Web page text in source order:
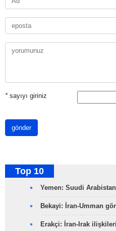
*sayıyı giriniz
gönder
Top 10
Yemen: Suudi
Bekayi: İran-Umman
Erakçi: İran-Irak